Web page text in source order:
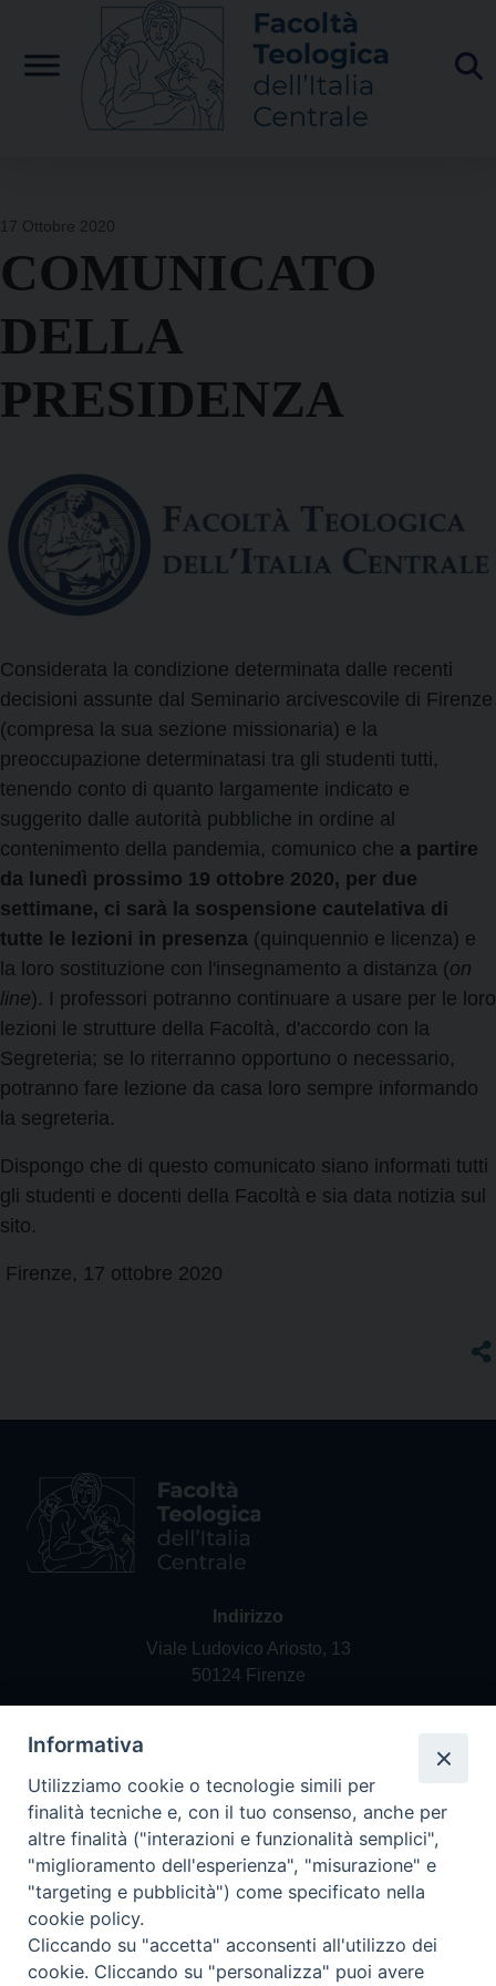
content
17 Ottobre 2020
COMUNICATO
DELLA
PRESIDENZA
Considerata la condizione determinata dalle recenti
decisioni assunte dal Seminario arcivescovile di Firenze
(compresa la sua sezione missionaria) e la
preoccupazione determinatasi tra gli studenti tutti,
tenendo conto di quanto largamente indicato e
suggerito dalle autorità pubbliche in ordine al
contenimento della pandemia, comunico che a partire
da lunedì prossimo 19 ottobre 2020, per due
settimane, ci sarà la sospensione cautelativa di
tutte le lezioni in presenza (quinquennio e licenza) e
la loro sostituzione con l'insegnamento a distanza (on
line). I professori potranno continuare a usare per le loro
lezioni le strutture della Facoltà, d'accordo con la
Segreteria; se lo riterranno opportuno o necessario,
potranno fare lezione da casa loro sempre informando
la segreteria.
Dispongo che di questo comunicato siano informati tutti
gli studenti e docenti della Facoltà e sia data notizia sul
sito.
Firenze, 17 ottobre 2020
Indirizzo
Viale Ludovico Ariosto, 13
50124 Firenze
Tel. +39 055 42 82 21
segreteria@teofir.it
www.teofir.it
Informativa
Utilizziamo cookie o tecnologie simili per
finalità tecniche e, con il tuo consenso, anche per
altre finalità ("interazioni e funzionalità semplici",
"miglioramento dell'esperienza", "misurazione" e
"targeting e pubblicità") come specificato nella
cookie policy.
Cliccando su "accetta" acconsenti all'utilizzo dei
cookie. Cliccando su "personalizza" puoi avere